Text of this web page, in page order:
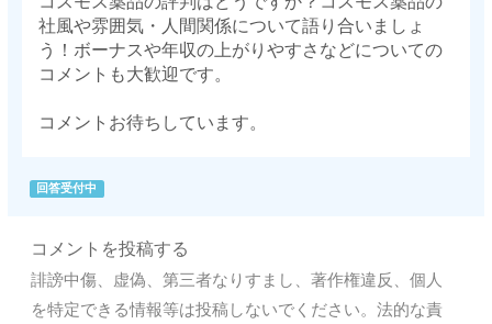
社風や雰囲気・人間関係について語り合いましょ
う！ボーナスや年収の上がりやすさなどについての
コメントも大歓迎です。
コメントお待ちしています。
回答受付中
コメントを投稿する
誹謗中傷、虚偽、第三者なりすまし、著作権違反、個人
を特定できる情報等は投稿しないでください。法的な責